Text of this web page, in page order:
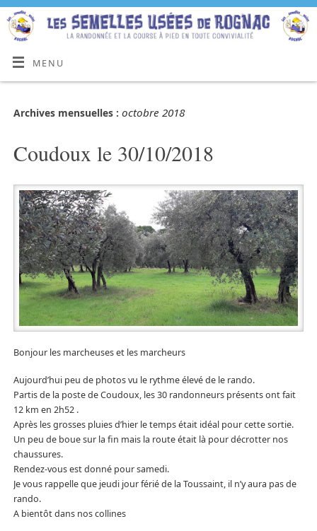
MENU
Archives mensuelles : octobre 2018
Coudoux le 30/10/2018
Bonjour les marcheuses et les marcheurs
Aujourd’hui peu de photos vu le rythme élevé de le rando.
Partis de la poste de Coudoux, les 30 randonneurs présents ont fait
12 km en 2h52 .
Après les grosses pluies d’hier le temps était idéal pour cette sortie.
Un peu de boue sur la fin mais la route était là pour décrotter nos
chaussures.
Rendez-vous est donné pour samedi.
Je vous rappelle que jeudi jour férié de la Toussaint, il n’y aura pas de
rando.
A bientôt dans nos collines